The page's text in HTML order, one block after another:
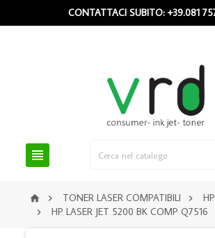
CONTATTACI SUBITO: +39.081

  TONER LASER COMPATIBILI  HP
 HP LASER JET 5200 BK COMP Q7516